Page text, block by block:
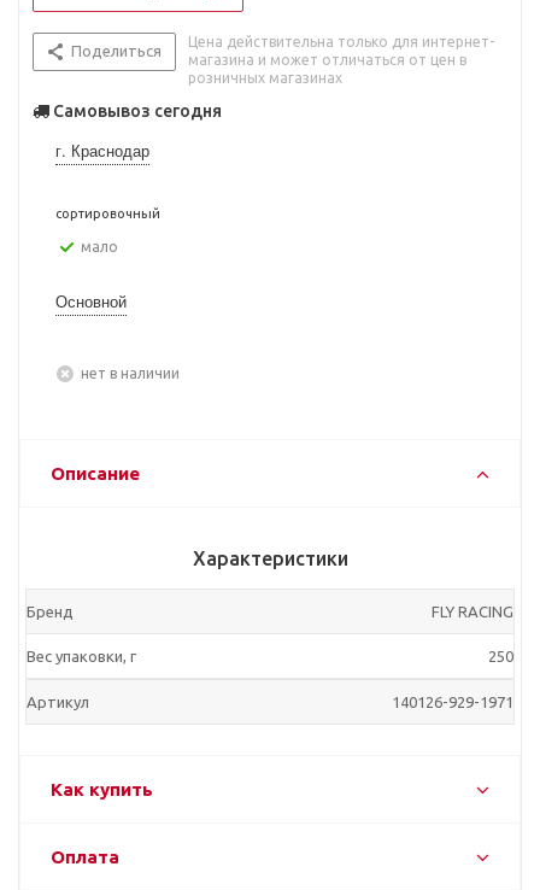
Поделиться
Цена действительна только для интернет-
магазина и может отличаться от цен в
розничных магазинах
Самовывоз сегодня
г. Краснодар
сортировочный
Мало
Основной
Нет в наличии
Описание
Характеристики
Бренд FLY RACING
Вес упаковки, г 250
Артикул 140126-929-1971
Как купить
Оплата